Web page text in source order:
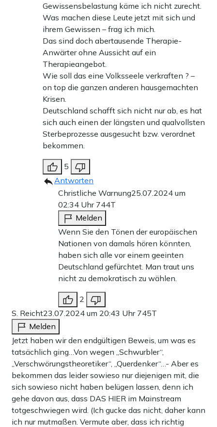
Gewissensbelastung käme ich nicht zurecht.
Was machen diese Leute jetzt mit sich und
ihrem Gewissen – frag ich mich.
Das sind doch abertausende Therapie-
Anwärter ohne Aussicht auf ein
Therapieangebot.
Wie soll das eine Volksseele verkraften ? –
on top die ganzen anderen hausgemachten
Krisen.
Deutschland schafft sich nicht nur ab, es hat
sich auch einen der längsten und qualvollsten
Sterbeprozesse ausgesucht bzw. verordnet
bekommen.
5
Antworten
Christliche Warnung25.07.2024 um
02:34 Uhr 744T
Melden
Wenn Sie den Tönen der europäischen
Nationen von damals hören könnten,
haben sich alle vor einem geeinten
Deutschland gefürchtet. Man traut uns
nicht zu demokratisch zu wählen.
2
S. Reicht23.07.2024 um 20:43 Uhr 745T
Melden
Jetzt haben wir den endgültigen Beweis, um was es
tatsächlich ging…Von wegen „Schwurbler“,
„Verschwörungstheoretiker“, „Querdenker“…- Aber es
bekommen das leider sowieso nur diejenigen mit, die
sich sowieso nicht haben belügen lassen, denn ich
gehe davon aus, dass DAS HIER im Mainstream
totgeschwiegen wird. (Ich gucke das nicht, daher kann
ich nur mutmaßen. Vermute aber, dass ich richtig